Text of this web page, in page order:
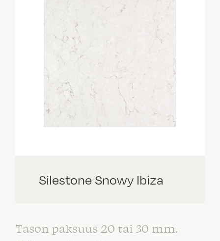
Silestone Snowy Ibiza
Tason paksuus 20 tai 30 mm.